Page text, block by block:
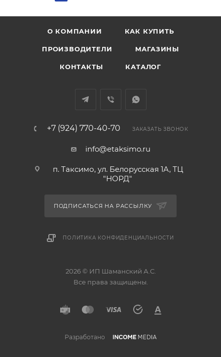
О КОМПАНИИ КАК КУПИТЬ
ПРОИЗВОДИТЕЛИ МАГАЗИНЫ
КОНТАКТЫ КАТАЛОГ
+7 (924) 770-40-70 ЗАКАЗАТЬ ЗВОНОК
info@etaksimo.ru
п. Таксимо, ул. Белорусская 1А, ТЦ
"НОРД"
ПОДПИСАТЬСЯ НА РАССЫЛКУ
ПОЛИТИКА КОНФИДЕНЦИАЛЬНОСТИ
2026 © ИП Шаманский А.С.
Все права защищены.
Разработано